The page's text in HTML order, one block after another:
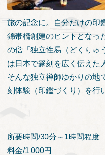
旅の記念に。自分だけの印
錦帯橋創建のヒントとなっ
の僧「独立性易（どくりゅ
は日本で篆刻を広く伝えた
そんな独立禅師ゆかりの地
刻体験（印鑑づくり）を行
所要時間/30分～1時間程度
料金/1,000円